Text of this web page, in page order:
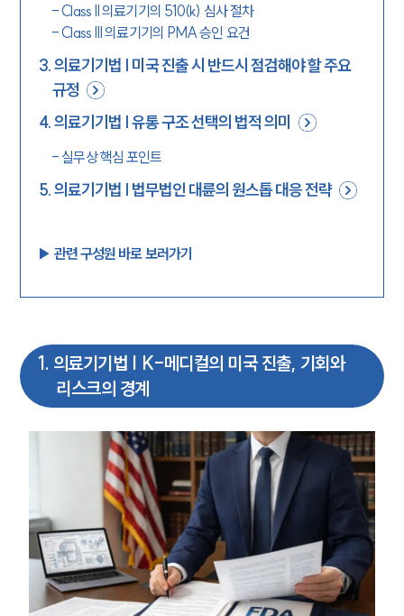
-Class II 의료기기의 510(k) 심사 절차
-Class III 의료기기의 PMA 승인 요건
3.의료기기법 | 미국 진출 시 반드시 점검해야 할 주요
규정
4.의료기기법 | 유통 구조 선택의 법적 의미
-실무상 핵심 포인트
5.의료기기법 | 법무법인 대륜의 원스톱 대응 전략
▶︎ 관련 구성원 바로 보러가기
1. 의료기기법 | K-메디컬의 미국 진출, 기회와
리스크의 경계